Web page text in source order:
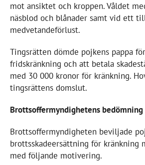
mot ansiktet och kroppen. Våldet
näsblod och blånader samt vid ett
medvetandeförlust.
Tingsrätten dömde pojkens pappa
fridskränkning och att betala
med 30 000 kronor för kränkning.
tingsrättens domslut.
Brottsoffermyndighetens bedömning
Brottsoffermyndigheten beviljade
brottsskadeersättning för kränkning
med följande motivering.